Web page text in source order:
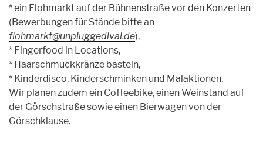
* ein Flohmarkt auf der Bühnenstraße vor den Konzerten
(Bewerbungen für Stände bitte an
flohmarkt@unpluggedival.de),
* Fingerfood in Locations,
* Haarschmuckkränze basteln,
* Kinderdisco, Kinderschminken und Malaktionen.
Wir planen zudem ein Coffeebike, einen Weinstand auf
der Görschstraße sowie einen Bierwagen von der
Görschklause.